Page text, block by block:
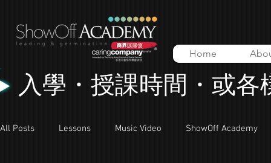
Home
入學・授課時間・或各
All Posts Lessons Music Video ShowOff Academy